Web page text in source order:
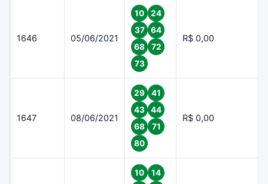
1646 05/06/2021
10
24
37
64
68
72
73
R$ 0,00
1647 08/06/2021
29
41
43
44
68
71
80
R$ 0,00
10
14